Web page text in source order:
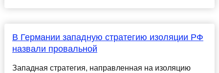
В Германии западную стратегию изоляции РФ
назвали провальной
Западная стратегия, направленная на изоляцию